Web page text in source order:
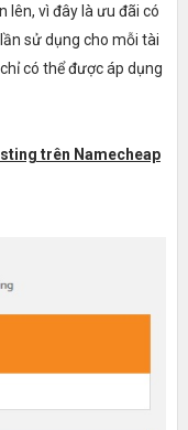
lên, vì đây là ưu đãi có
sử dụng cho mỗi tài
có thể được áp dụng
trên Namecheap